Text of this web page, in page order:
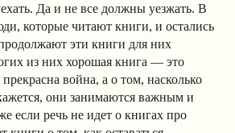
Да и не все должны уезжать. В
которые читают книги, и остались
эти книги для них
из них хорошая книга — это
война, а о том, насколько
они занимаются важным и
если речь не идет о книгах про